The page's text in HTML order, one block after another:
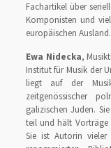
Fachartikel über
Komponisten und
europäischen Ausland.
Ewa Nidecka,
Institut für Musik der
liegt auf der
zeitgenössischer
galizischen Juden.
teil und hält Vorträge
Sie ist Autorin